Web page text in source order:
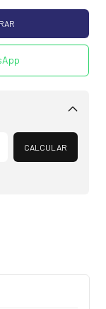
Alterar CEP
CALCULAR